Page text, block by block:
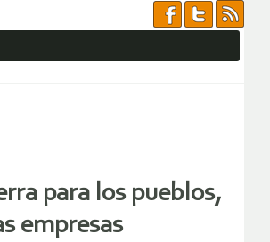
para los pueblos,
empresas